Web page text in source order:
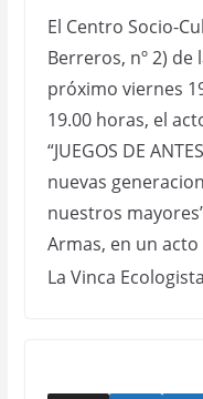
El Centro Socio-
Berreros, nº 2) de
próximo viernes
19.00 horas, el
“JUEGOS DE
nuevas
nuestros
Armas, en un
La Vinca